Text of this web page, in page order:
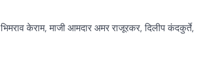
केराम, माजी आमदार अमर राजूरकर, दिलीप कंदकुर्ते,